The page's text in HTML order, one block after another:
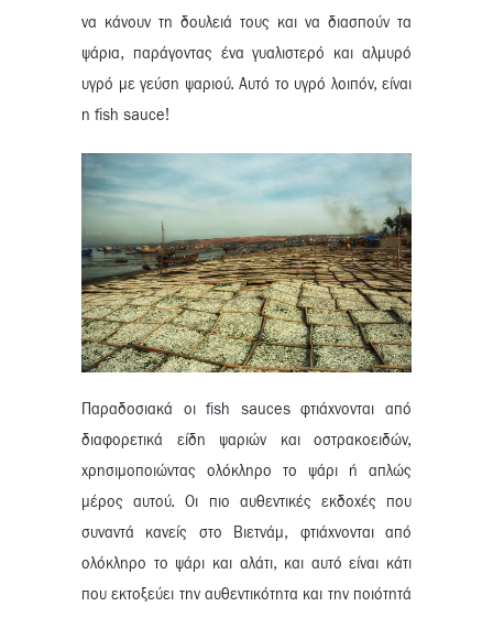
να κάνουν τη δουλειά τους και να διασπούν τα
ψάρια, παράγοντας ένα γυαλιστερό και αλμυρό
υγρό με γεύση ψαριού. Αυτό το υγρό λοιπόν, είναι
η fish sauce!
Παραδοσιακά οι fish sauces φτιάχνονται από
διαφορετικά είδη ψαριών και οστρακοειδών,
χρησιμοποιώντας ολόκληρο το ψάρι ή απλώς
μέρος αυτού. Οι πιο αυθεντικές εκδοχές που
συναντά κανείς στο Βιετνάμ, φτιάχνονται από
ολόκληρο το ψάρι και αλάτι, και αυτό είναι κάτι
που εκτοξεύει την αυθεντικότητα και την ποιότητά